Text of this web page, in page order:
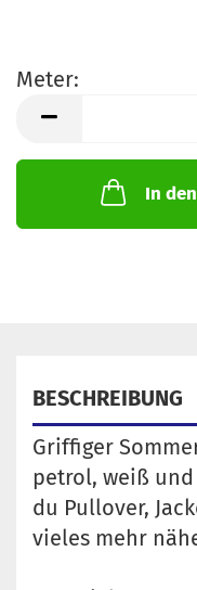
Meter:
Meter
In
BESCHREIBUNG
Griffiger
petrol, weiß und
du Pullover,
vieles mehr